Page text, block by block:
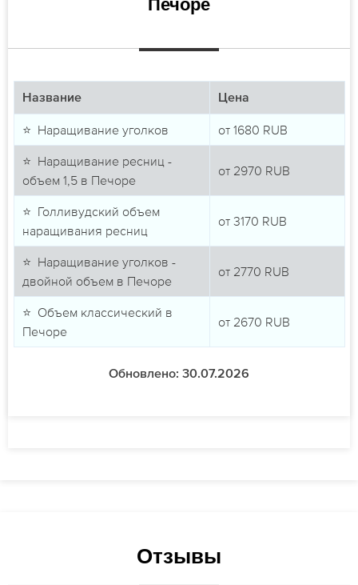
Печоре
Название Цена
⭐ Наращивание уголков от 1680 RUB
⭐ Наращивание ресниц -
объем 1,5 в Печоре
от 2970 RUB
⭐ Голливудский объем
наращивания ресниц
от 3170 RUB
⭐ Наращивание уголков -
двойной объем в Печоре
от 2770 RUB
⭐ Объем классический в
Печоре
от 2670 RUB
Обновлено: 30.07.2026
Отзывы